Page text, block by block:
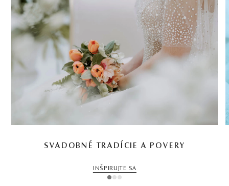
SVADOBNÉ TRADÍCIE A POVERY
INŠPIRUJTE SA
1 2 3